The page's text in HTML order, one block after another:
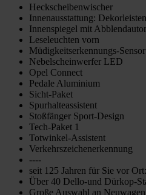
Heckscheibenwischer
Innenausstattung:
Innenspiegel mit
Leseleuchten vorn
Müdigkeitserkennungs-Sensor
Nebelscheinwerfer LED
Opel Connect
Pedale Aluminium
Sicht-Paket
Spurhalteassistent
Stoßfänger Sport-Design
Tech-Paket 1
Totwinkel-Assistent
Verkehrszeichenerkennung
----
seit 125 Jahren für Sie vor Ort:
Über 40 Dello-und Dürkop-
Große Auswahl an Neuwagen